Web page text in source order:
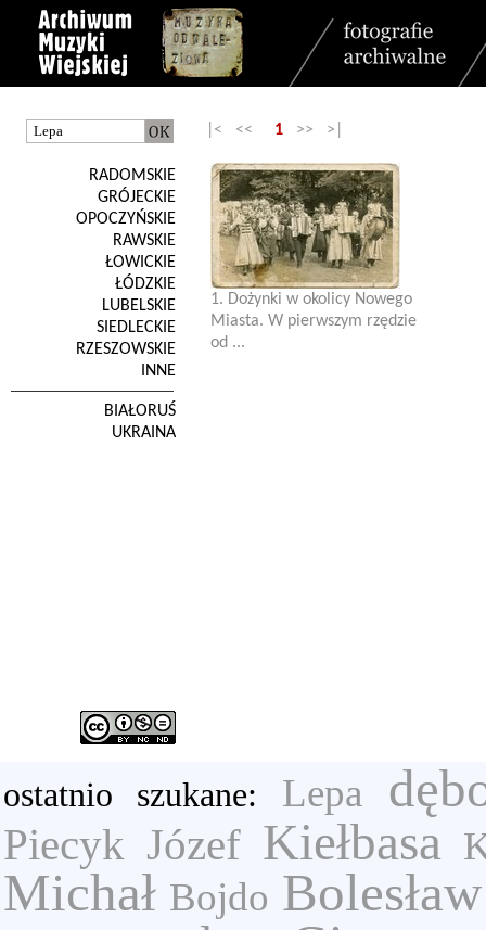
RADOMSKIE
GRÓJECKIE
OPOCZYŃSKIE
RAWSKIE
ŁOWICKIE
ŁÓDZKIE
LUBELSKIE
SIEDLECKIE
RZESZOWSKIE
INNE
BIAŁORUŚ
UKRAINA
|< << 1 >> >|
1. Dożynki w okolicy Nowego
Miasta. W pierwszym rzędzie
od ...
ostatnio szukane: Lepa
Piecyk Józef Kiełbasa
Michał Bojdo